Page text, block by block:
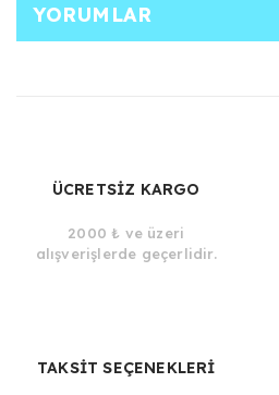
YORUMLAR
ÜCRETSİZ KARGO
2000 ₺ ve üzeri
alışverişlerde geçerlidir.
TAKSİT SEÇENEKLERİ